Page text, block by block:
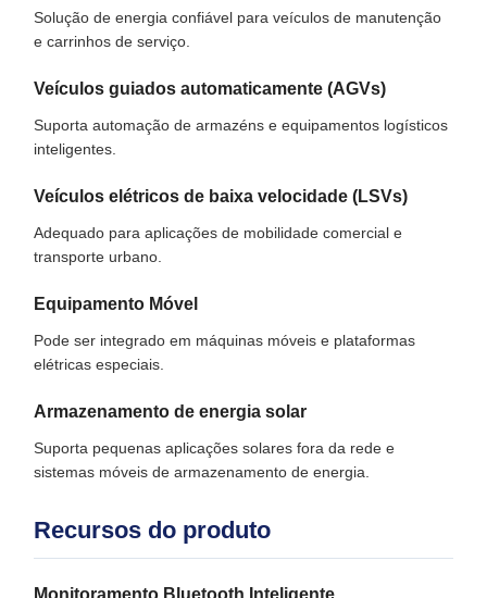
Solução de energia confiável para veículos de manutenção
e carrinhos de serviço.
Veículos guiados automaticamente (AGVs)
Suporta automação de armazéns e equipamentos logísticos
inteligentes.
Veículos elétricos de baixa velocidade (LSVs)
Adequado para aplicações de mobilidade comercial e
transporte urbano.
Equipamento Móvel
Pode ser integrado em máquinas móveis e plataformas
elétricas especiais.
Armazenamento de energia solar
Suporta pequenas aplicações solares fora da rede e
sistemas móveis de armazenamento de energia.
Recursos do produto
Monitoramento Bluetooth Inteligente